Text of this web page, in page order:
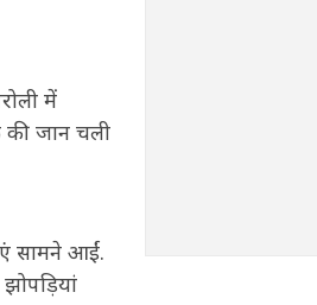
में
की जान चली
सामने आईं.